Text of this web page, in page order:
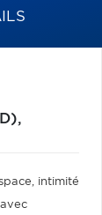
intimité